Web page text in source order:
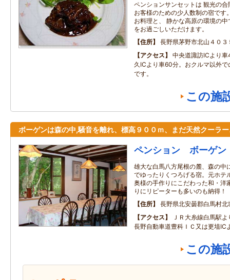
ペンションサンセットは 観光の
お客様のための少人数制の宿です
お料理と、 静かな高原の環境の
をお過ごしいただけます。
住所
長野県茅野市北山４０３
アクセス
中央道諏訪ICより
久ICより車60分。おクルマ以外
です。
この施
ボーゲンは森の中,騒音を離れ、標高９００ｍ、まだ天然クーラー
ペンション ボーゲン
雄大な白馬八方尾根の麓、森の中
でゆったりくつろげる宿。元ホテ
奥様の手作りにこだわった和・洋
りにリピーターも多いのも納得！
住所
長野県北安曇郡白馬村
アクセス
ＪＲ大糸線白馬駅
長野自動車道豊科ＩＣ又は更埴IC
この施